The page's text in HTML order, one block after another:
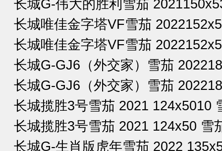
长城G-伟大的胜利雪茄
长城唯佳金字塔VF雪茄
长城唯佳金字塔VF雪茄
长城G-GJ6（外交家）雪茄
长城G-GJ6（外交家）雪茄
长城揽胜3号雪茄 2021 124x5010
长城揽胜3号雪茄 2021 124x50 雪
长城G-生肖版虎年雪茄 2022